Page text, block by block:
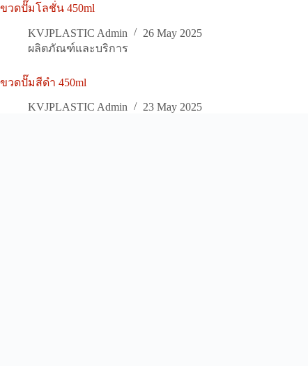
ขวดปั๊มโลชั่น 450ml
KVJPLASTIC Admin
26 May 2025
ผลิตภัณฑ์และบริการ
ขวดปั๊มสีดำ 450ml
KVJPLASTIC Admin 23 May 2025